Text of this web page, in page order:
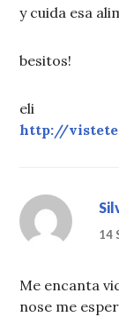
y cuida esa
besitos!
eli
http://
14
Me encanta
nose me